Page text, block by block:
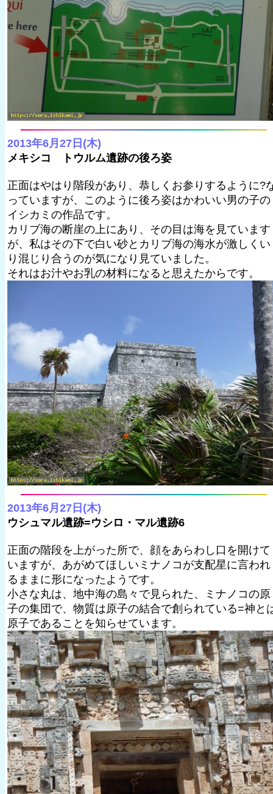
2013年6月27日(木)
メキシコ トウルム遺跡の後ろ姿
正面はやはり階段があり、恭しくお参りするように?
っていますが、このように後ろ姿はかわいい男の子の
イシカミの作品です。
カリブ海の断崖の上にあり、その目は海を見ています
が、私はその下で白い砂とカリブ海の海水が激しくい
り混じり合うのが気になり見ていました。
それはお汁やお乳の材料になると思えたからです。
2013年6月27日(木)
ウシュマル遺跡=ウシロ・マル遺跡6
正面の階段を上がった所で、顔をあらわし口を開けて
いますが、あがめてほしいミナノコが支配星に言われ
るままに形になったようです。
小さな丸は、地中海の島々で見られた、ミナノコの原
子の集団で、物質は原子の結合で創られている=神と
原子であることを知らせています。